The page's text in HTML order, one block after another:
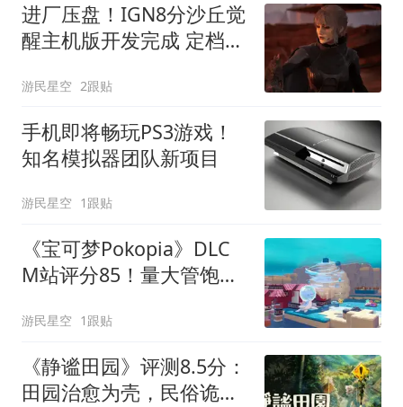
进厂压盘！IGN8分沙丘觉
醒主机版开发完成 定档
游民星空 2跟贴
手机即将畅玩PS3游戏！
知名模拟器团队新项目
游民星空 1跟贴
《宝可梦Pokopia》DLC
M站评分85！量大管饱小
游民星空 1跟贴
《静谧田园》评测8.5分：
田园治愈为壳，民俗诡秘